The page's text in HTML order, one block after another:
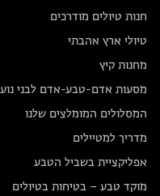
חנות טיולים מודרכים
טיולי ארץ אהבתי
מחנות קיץ
מסעות אדם-טבע-אדם לבני
המסלולים המומלצים שלנו
מדריך למטיילים
אפליקציית בשביל הטבע
מוקד טבע – בטיחות בטיולים